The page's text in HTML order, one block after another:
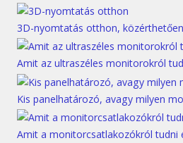
3D-nyomtatás otthon, közérthetően
Amit az ultraszéles monitorokról
Kis panelhatározó, avagy milyen
Amit a monitorcsatlakozókról tudni